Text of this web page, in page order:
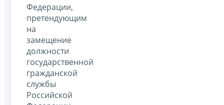
Федерации,
претендующим
на
замещение
должности
государственной
гражданской
службы
Российской